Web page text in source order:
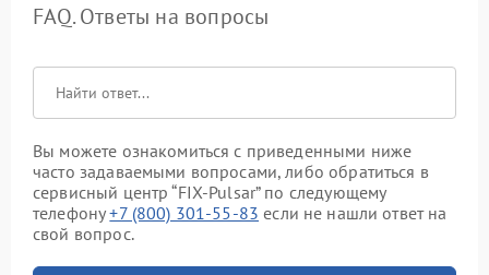
FAQ. Ответы на вопросы
Вы можете ознакомиться с приведенными ниже
часто задаваемыми вопросами, либо обратиться в
сервисный центр “FIX-Pulsar” по следующему
телефону+7 (800) 301-55-83 если не нашли ответ на
свой вопрос.